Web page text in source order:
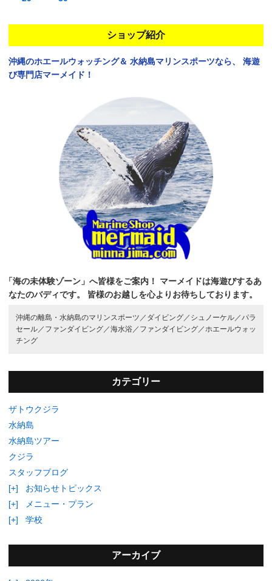
ショップ紹介
沖縄のホエールウォッチング＆ 水納島マリンスポーツなら、
海遊
び専門店マーメイド！
「海の未体験ゾーン」へ皆様をご案内！
マーメイドは海遊びするあ
なたのバディです。
皆様のお越しを心よりお待ちしております。
沖縄の離島・水納島のマリンスポーツ／ ダイビング／ シュノーケル／ パラ
セール／ ファンダイビング／海水浴／ ファンダイビング／ ホエールウォッ
チング
カテゴリー
ザトウクジラ
水納島
水納島ツアー
クジラ
スタッフブログ
[+]
お知らせトピックス
[+]
メニュー・プラン
[+]
学校
アーカイブ